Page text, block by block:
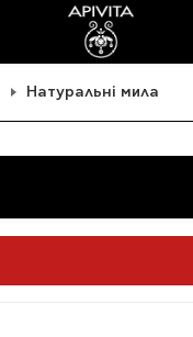
Натуральні мила